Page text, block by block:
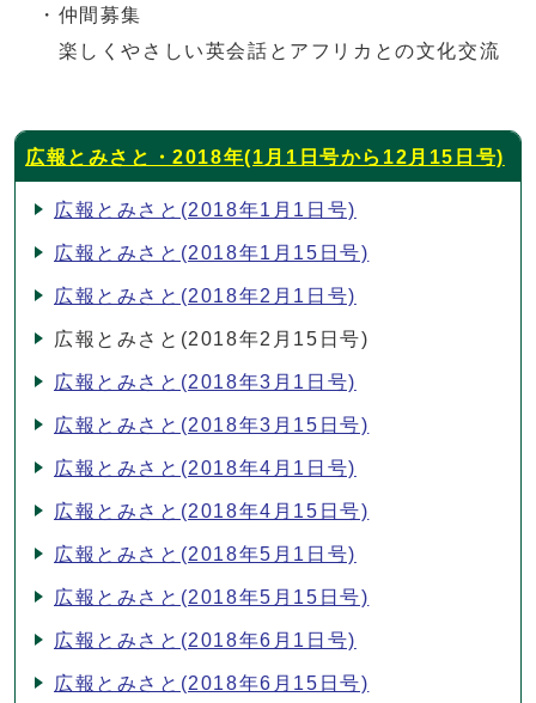
・仲間募集
楽しくやさしい英会話とアフリカとの文化交流
広報とみさと・2018年(1月1日号から12月15日号)
広報とみさと(2018年1月1日号)
広報とみさと(2018年1月15日号)
広報とみさと(2018年2月1日号)
広報とみさと(2018年2月15日号)
広報とみさと(2018年3月1日号)
広報とみさと(2018年3月15日号)
広報とみさと(2018年4月1日号)
広報とみさと(2018年4月15日号)
広報とみさと(2018年5月1日号)
広報とみさと(2018年5月15日号)
広報とみさと(2018年6月1日号)
広報とみさと(2018年6月15日号)